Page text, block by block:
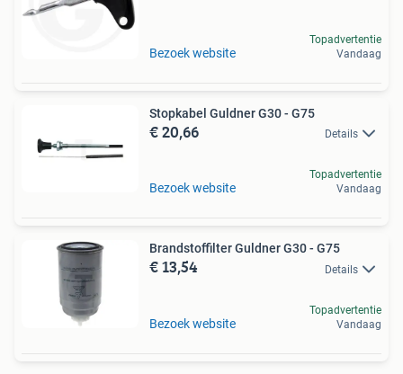
Bezoek website
Topadvertentie
Vandaag
Stopkabel Guldner G30 - G75
€ 20,66 Details
Bezoek website
Topadvertentie
Vandaag
Brandstoffilter Guldner G30 - G75
€ 13,54 Details
Bezoek website
Topadvertentie
Vandaag